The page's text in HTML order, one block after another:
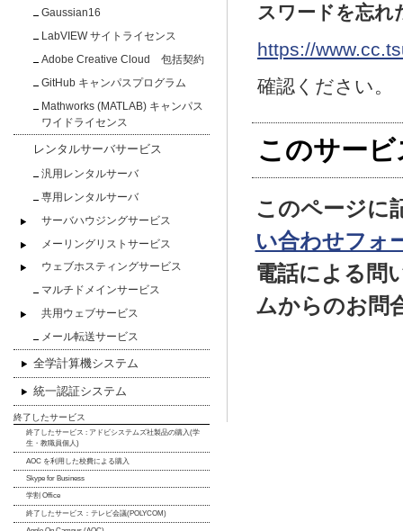
スワードを忘れ
https://
確認ください。
このサー
このページに
い合わせフォ
電話による問
ムからのお問
Gaussian16
LabVIEW サイトライセンス
Adobe Creative Cloud 包括契約
GitHub キャンパスプログラム
Mathworks (MATLAB) キャンパス
ワイドライセンス
レンタルサーバサービス
汎用レンタルサーバ
専用レンタルサーバ
サーバハウジングサービス
メーリングリストサービス
ウェブホスティングサービス
マルチドメインサービス
共用ウェブサービス
メール転送サービス
全学計算機システム
統一認証システム
終了したサービス
終了したサービス : アドビシステムズ社製品の購入(学
生・教職員個人)
AOC を利用した校費による購入
Skype for Business
学割 Office
終了したサービス：テレビ会議(POLYCOM)